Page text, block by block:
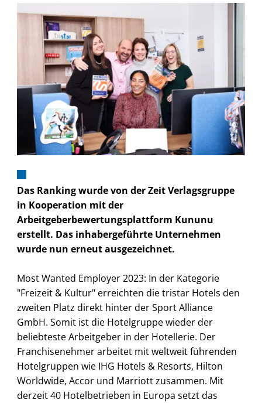
Das Ranking wurde von der Zeit Verlagsgruppe
in Kooperation mit der
Arbeitgeberbewertungsplattform Kununu
erstellt. Das inhabergeführte Unternehmen
wurde nun erneut ausgezeichnet.
Most Wanted Employer 2023: In der Kategorie
"Freizeit & Kultur" erreichten die tristar Hotels den
zweiten Platz direkt hinter der Sport Alliance
GmbH. Somit ist die Hotelgruppe wieder der
beliebteste Arbeitgeber in der Hotellerie. Der
Franchisenehmer arbeitet mit weltweit führenden
Hotelgruppen wie IHG Hotels & Resorts, Hilton
Worldwide, Accor und Marriott zusammen. Mit
derzeit 40 Hotelbetrieben in Europa setzt das